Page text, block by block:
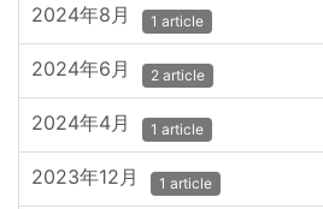
2024年8月 1 article
2024年6月 2 article
2024年4月 1 article
2023年12月 1 article